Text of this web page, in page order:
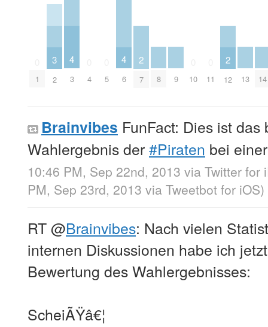
1
3
2
4
3 4 5
4
6
2
7 8 9 10 11
2
12 13 14
Brainvibes FunFact: Dies ist das
Wahlergebnis der#Piraten bei
10:46 PM, Sep 22nd, 2013 via Twitter for
PM, Sep 23rd, 2013 via Tweetbot for iOS)
RT@Brainvibes: Nach vielen
internen Diskussionen habe ich
Bewertung des Wahlergebnisses:
ScheiÃŸâ€¦